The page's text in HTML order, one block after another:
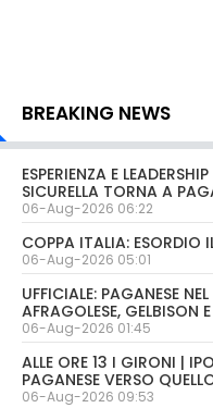
BREAKING NEWS
ESPERIENZA E
SICURELLA TORNA A
06-Aug-2026 06:22
COPPA ITALIA: ESORDIO
06-Aug-2026 05:01
UFFICIALE: PAGANESE
AFRAGOLESE, GELBISON
06-Aug-2026 01:45
ALLE ORE 13 I GIRONI |
PAGANESE VERSO
06-Aug-2026 09:53